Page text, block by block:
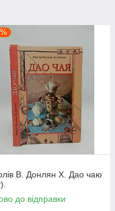
В. Донлян Х. Дао чаю
до відправки